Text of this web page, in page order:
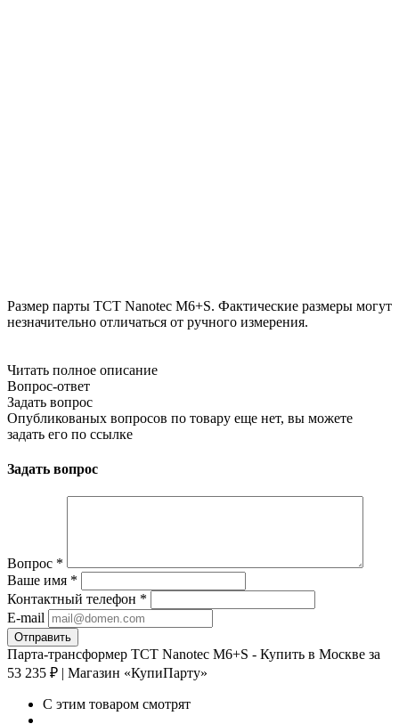
Размер парты TCT Nanotec M6+S. Фактические размеры могут
незначительно отличаться от ручного измерения.
Читать полное описание
Вопрос-ответ
Задать вопрос
Опубликованых вопросов по товару еще нет, вы можете
задать его по ссылке
Задать вопрос
Вопрос *
Ваше имя *
Контактный телефон *
E-mail
Парта-трансформер TCT Nanotec M6+S - Купить в Москве за
53 235 ₽ | Магазин «КупиПарту»
С этим товаром смотрят